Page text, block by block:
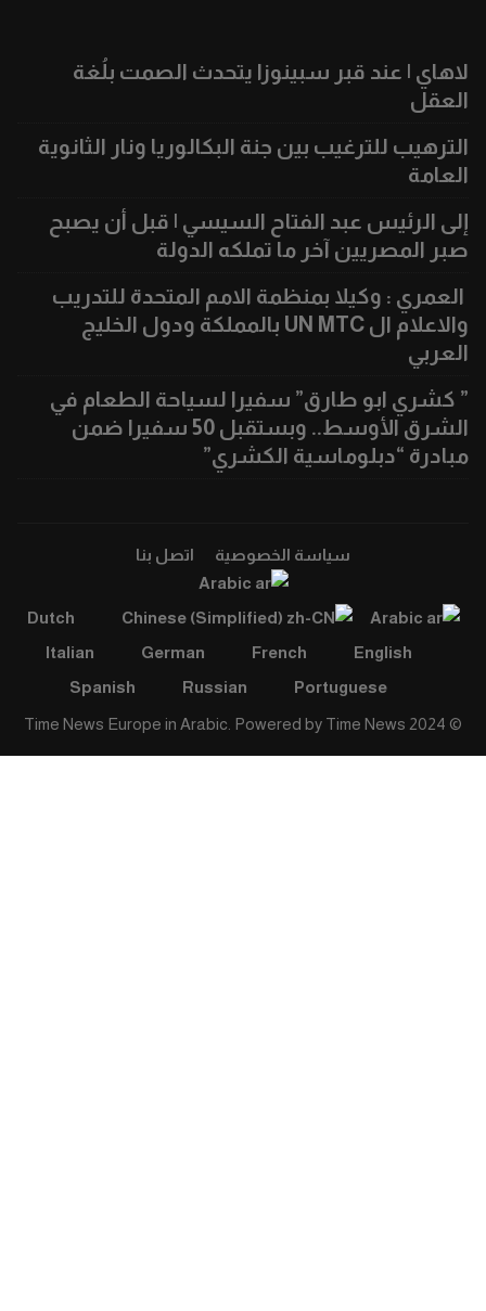
لاهاي | عند قبر سبينوزا يتحدث الصمت بلُغة
العقل
الترهيب للترغيب بين جنة البكالوريا ونار الثانوية
العامة
إلى الرئيس عبد الفتاح السيسي | قبل أن يصبح
صبر المصريين آخر ما تملكه الدولة
العمري : وكيلا بمنظمة الامم المتحدة للتدريب
والاعلام ال UN MTC بالمملكة ودول الخليج
العربي
” كشري ابو طارق” سفيرا لسياحة الطعام في
الشرق الأوسط.. وبستقبل 50 سفيرا ضمن
مبادرة “دبلوماسية الكشري”
سياسة الخصوصية
اتصل بنا
Arabic
Arabic
Chinese (Simplified)
Dutch
English
French
German
Italian
Portuguese
Russian
Spanish
© 2024 Time News Europe in Arabic. Powered by
Time News